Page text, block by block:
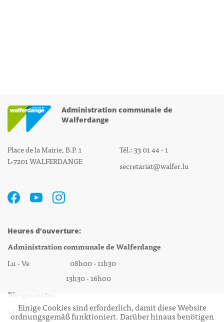
Administration communale de
Walferdange
Place de la Mairie, B.P. 1
L-7201 WALFERDANGE
Tél.: 33 01 44 - 1
secretariat@walfer.lu
Heures d’ouverture:
Administration communale de Walferdange
Lu - Ve 08h00 - 11h30
13h30 - 16h00
Biergercenter
Lu - Ve 08h00 - 11h30
Einige Cookies sind erforderlich, damit diese Website
ordnungsgemäß funktioniert. Darüber hinaus benötigen